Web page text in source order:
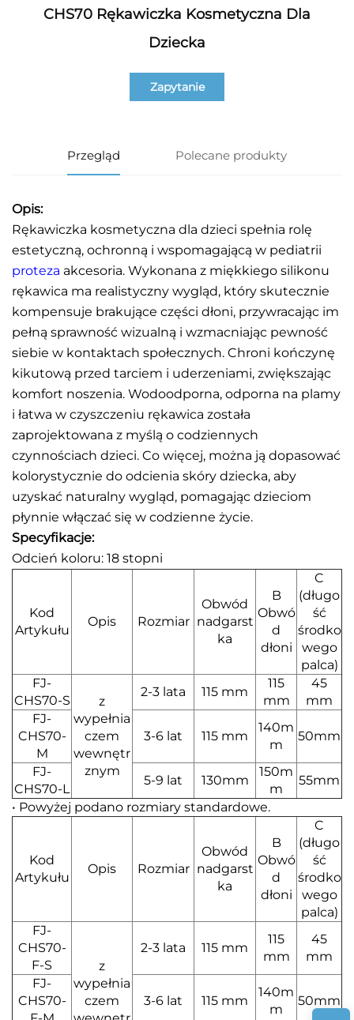
CHS70 Rękawiczka Kosmetyczna Dla
Dziecka
Zapytanie
Przegląd Polecane produkty
Opis:
Rękawiczka kosmetyczna dla dzieci spełnia rolę
estetyczną, ochronną i wspomagającą w pediatrii
proteza akcesoria. Wykonana z miękkiego silikonu
rękawica ma realistyczny wygląd, który skutecznie
kompensuje brakujące części dłoni, przywracając im
pełną sprawność wizualną i wzmacniając pewność
siebie w kontaktach społecznych. Chroni kończynę
kikutową przed tarciem i uderzeniami, zwiększając
komfort noszenia. Wodoodporna, odporna na plamy
i łatwa w czyszczeniu rękawica została
zaprojektowana z myślą o codziennych
czynnościach dzieci. Co więcej, można ją dopasować
kolorystycznie do odcienia skóry dziecka, aby
uzyskać naturalny wygląd, pomagając dzieciom
płynnie włączać się w codzienne życie.
Specyfikacje:
Odcień koloru: 18 stopni
Kod
Artykułu
Opis Rozmiar
Obwód
nadgarst
ka
B
Obwó
d
dłoni
C
(długo
ść
środko
wego
palca)
FJ-
CHS70-S
z
wypełnia
czem
wewnętr
znym
2-3 lata 115 mm
115
mm
45
mm
FJ-
CHS70-
M
3-6 lat 115 mm
140m
m
50mm
FJ-
CHS70-L
5-9 lat 130mm
150m
m
55mm
• Powyżej podano rozmiary standardowe.
Kod
Artykułu
Opis Rozmiar
Obwód
nadgarst
ka
B
Obwó
d
dłoni
C
(długo
ść
środko
wego
palca)
FJ-
CHS70-
F-S
z
wypełnia
czem
2-3 lata 115 mm
115
mm
45
mm
FJ-
CHS70-
3-6 lat 115 mm
140m
m
50mm